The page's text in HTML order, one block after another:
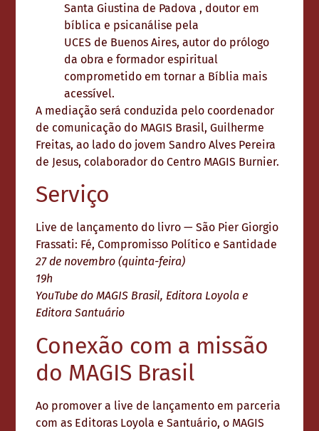
Santa Giustina de Padova , doutor em
bíblica e psicanálise pela
UCES de Buenos Aires, autor do prólogo
da obra e formador espiritual
comprometido em tornar a Bíblia mais
acessível.
A mediação será conduzida pelo coordenador
de comunicação do MAGIS Brasil, Guilherme
Freitas, ao lado do jovem Sandro Alves Pereira
de Jesus, colaborador do Centro MAGIS Burnier.
Serviço
Live de lançamento do livro — São Pier Giorgio
Frassati: Fé, Compromisso Político e Santidade
27 de novembro (quinta-feira)
19h
YouTube do MAGIS Brasil, Editora Loyola e
Editora Santuário
Conexão com a missão
do MAGIS Brasil
Ao promover a live de lançamento em parceria
com as Editoras Loyola e Santuário, o MAGIS